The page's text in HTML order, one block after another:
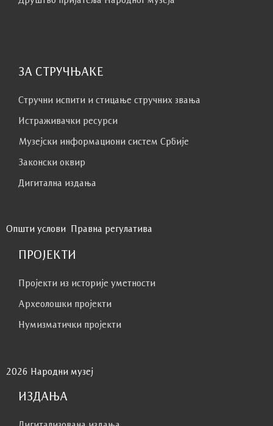
ЗА СТРУЧЊАКЕ
Стручни испити и стицање стручних звања
Истраживачки ресурси
Музејски информациони систем Србије
Законски оквир
Дигитална издања
Општи услови Правна регулатива
ПРОЈЕКТИ
Пројекти из историје уметности
Археолошки пројекти
Нумизматички пројекти
2026 Народни музеј
ИЗДАЊА